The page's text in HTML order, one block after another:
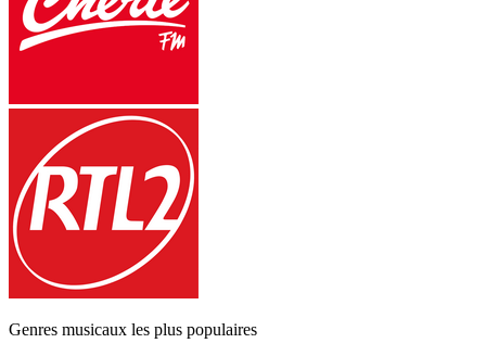
Genres musicaux les plus populaires